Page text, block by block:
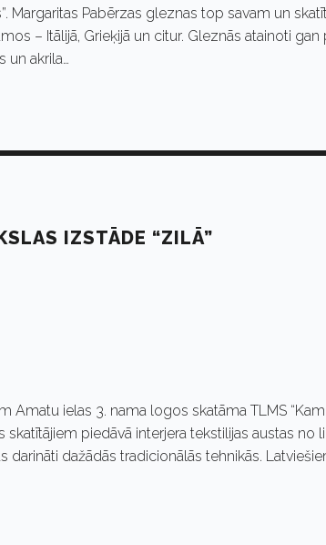
Margaritas Pabērzas gleznas top savam un
– Itālijā, Grieķijā un citur. Gleznās atainoti
un akrila…
IZSTĀDE “ZILĀ”
Amatu ielas 3. nama logos skatāma TLMS
skatītājiem piedāvā interjera tekstilijas austas
darināti dažādās tradicionālās tehnikās.